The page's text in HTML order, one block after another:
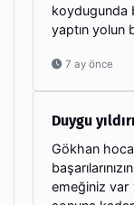
koydugunda
yaptın yolun
7 ay önce
Duygu
Gökhan
emeğiniz var